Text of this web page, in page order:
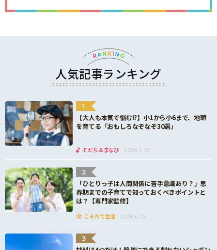
人気記事ランキング
1
【大人も本気で悩む!?】小1から小6まで、地頭
を育てる「おもしろなぞなぞ30選」
そだち＆まなび 2026.1.26
2
「ひとりっ子は人間関係に苦手意識あり？」思
春期までの子育てで知っておくべきポイントと
は？【専門家監修】
こそだて生活 2026.6.15
3